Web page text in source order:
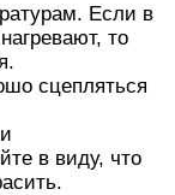
Если в
то
сцепляться
в виду, что